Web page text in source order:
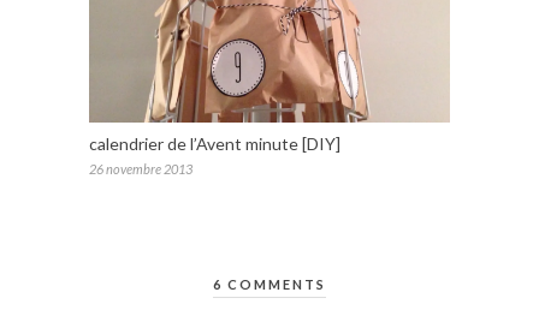
calendrier de l’Avent minute [DIY]
26 novembre 2013
6 COMMENTS